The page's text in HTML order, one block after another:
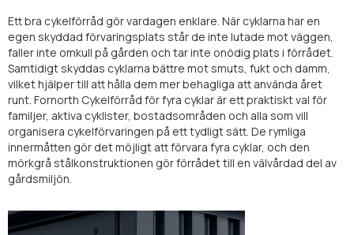
Ett bra cykelförråd gör vardagen enklare. När cyklarna har en
egen skyddad förvaringsplats står de inte lutade mot väggen,
faller inte omkull på gården och tar inte onödig plats i förrådet.
Samtidigt skyddas cyklarna bättre mot smuts, fukt och damm,
vilket hjälper till att hålla dem mer behagliga att använda året
runt. Fornorth Cykelförråd för fyra cyklar är ett praktiskt val för
familjer, aktiva cyklister, bostadsområden och alla som vill
organisera cykelförvaringen på ett tydligt sätt. De rymliga
innermåtten gör det möjligt att förvara fyra cyklar, och den
mörkgrå stålkonstruktionen gör förrådet till en välvårdad del av
gårdsmiljön.